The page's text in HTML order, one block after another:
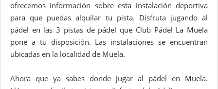
ofrecemos información sobre esta instalación deportiva
para que puedas alquilar tu pista. Disfruta jugando al
pádel en las 3 pistas de pádel que Club Pádel La Muela
pone a tu disposición. Las instalaciones se encuentran
ubicadas en la localidad de Muela.
Ahora que ya sabes donde jugar al pádel en Muela.